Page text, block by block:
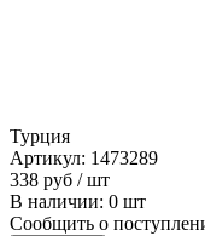
Турция
Артикул: 1473289
338 руб / шт
В наличии: 0 шт
Сообщить о